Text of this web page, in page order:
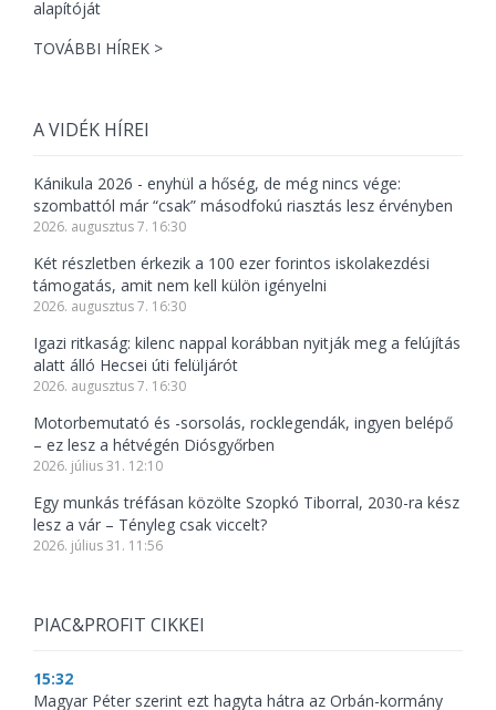
TOVÁBBI HÍREK >
A VIDÉK HÍREI
Kánikula 2026 - enyhül a hőség, de még nincs vége:
szombattól már “csak” másodfokú riasztás lesz érvényben
2026. augusztus 7. 16:30
Két részletben érkezik a 100 ezer forintos iskolakezdési
támogatás, amit nem kell külön igényelni
2026. augusztus 7. 16:30
Igazi ritkaság: kilenc nappal korábban nyitják meg a felújítás
alatt álló Hecsei úti felüljárót
2026. augusztus 7. 16:30
Motorbemutató és -sorsolás, rocklegendák, ingyen belépő
– ez lesz a hétvégén Diósgyőrben
2026. július 31. 12:10
Egy munkás tréfásan közölte Szopkó Tiborral, 2030-ra kész
lesz a vár – Tényleg csak viccelt?
2026. július 31. 11:56
PIAC&PROFIT CIKKEI
15:32
Magyar Péter szerint ezt hagyta hátra az Orbán-kormány